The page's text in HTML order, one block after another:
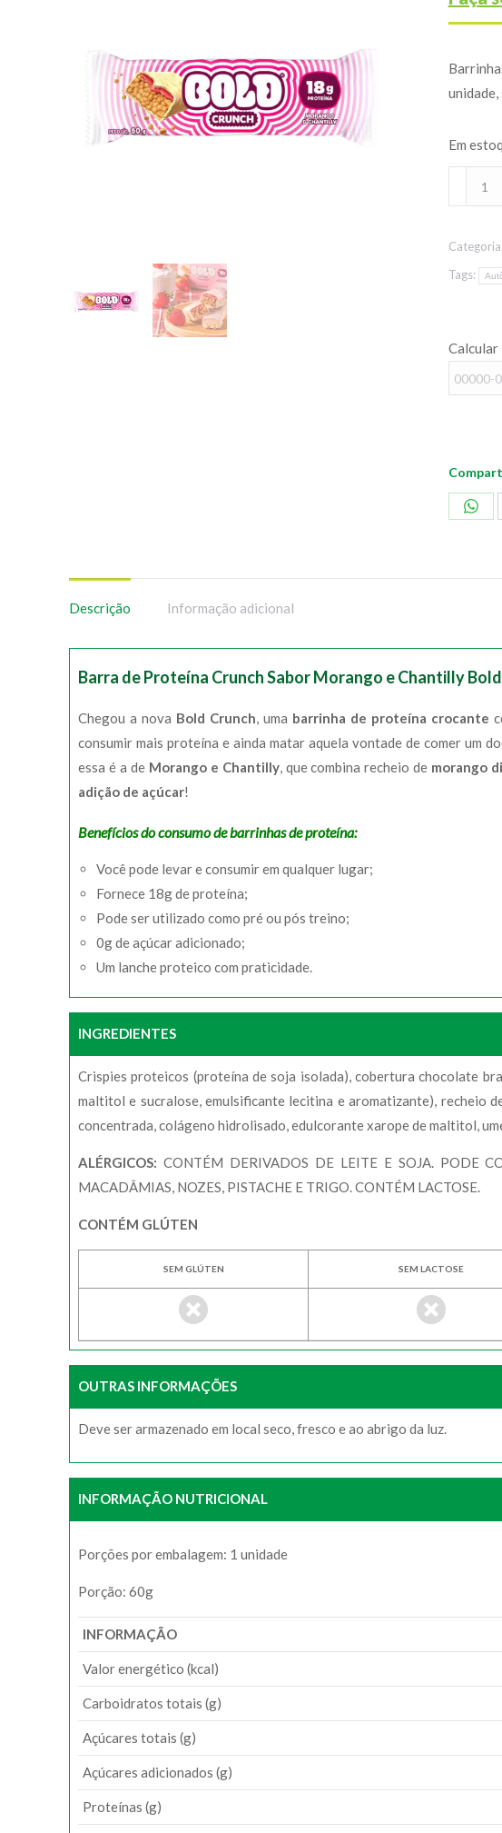
Em
de
Crunch
Sabor
Chantilly
Bold
60g
Tags:
Calcular
Descrição Informação adicional
Barra de Proteína Crunch Sabor Morango e Chantilly
Chegou a nova Bold Crunch, uma barrinha de proteína crocante
consumir mais proteína e ainda matar aquela vontade de comer um
essa é a de Morango e Chantilly, que combina recheio de morango
adição de açúcar!
Benefícios do consumo de barrinhas de proteína:
Você pode levar e consumir em qualquer lugar;
Fornece 18g de proteína;
Pode ser utilizado como pré ou pós treino;
0g de açúcar adicionado;
Um lanche proteico com praticidade.
INGREDIENTES
Crispies proteicos (proteína de soja isolada), cobertura chocolate
maltitol e sucralose, emulsificante lecitina e aromatizante), recheio
concentrada, colágeno hidrolisado, edulcorante xarope de maltitol,
ALÉRGICOS: CONTÉM DERIVADOS DE LEITE E SOJA. PODE
MACADÂMIAS, NOZES, PISTACHE E TRIGO. CONTÉM LACTOSE.
CONTÉM GLÚTEN
SEM GLÚTEN SEM LACTOSE
OUTRAS INFORMAÇÕES
Deve ser armazenado em local seco, fresco e ao abrigo da luz.
INFORMAÇÃO NUTRICIONAL
Porções por embalagem: 1 unidade
Porção: 60g
INFORMAÇÃO
Valor energético (kcal)
Carboidratos totais (g)
Açúcares totais (g)
Açúcares adicionados (g)
Proteínas (g)